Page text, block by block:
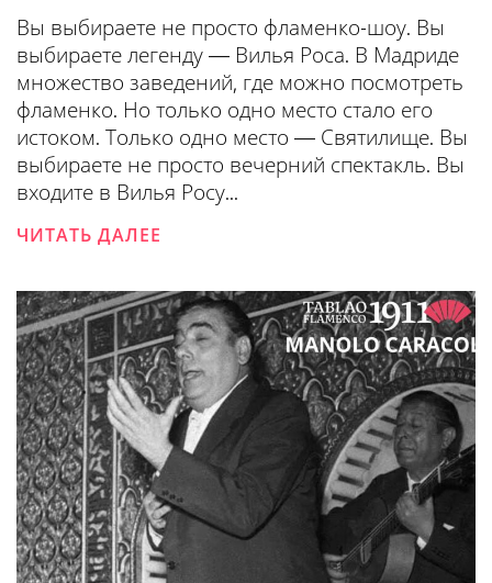
Вы выбираете не просто фламенко-шоу. Вы
выбираете легенду — Вилья Роса. В Мадриде
множество заведений, где можно посмотреть
фламенко. Но только одно место стало его
истоком. Только одно место — Святилище. Вы
выбираете не просто вечерний спектакль. Вы
входите в Вилья Росу...
ЧИТАТЬ ДАЛЕЕ